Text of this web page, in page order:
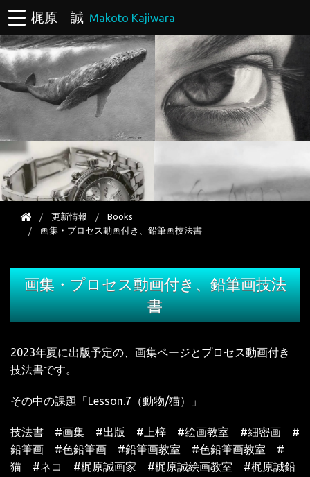
梶原 誠 Makoto Kajiwara
更新情報
Books
画集・プロセス動画付き、鉛筆画技法書
画集・プロセス動画付き、鉛筆画技法
書
2023年夏に出版予定の、 画集ページとプロセス動画付き
技法書です。
その中の課題「Lesson.7 （動物/猫）」
技法書 #画集 #出版 # 上梓 #絵画教室 #細密画 #
鉛筆画 #色鉛筆画 #鉛筆画教室 #色鉛筆画教室 #
猫 #ネコ #梶原誠画家 #梶原誠絵画教室 #梶原誠鉛